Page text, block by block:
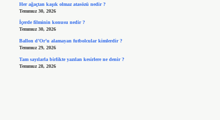
Her ağaçtan kaşık olmaz atasözü nedir ?
Temmuz 30, 2026
İçerde filminin konusu nedir ?
Temmuz 30, 2026
Ballon d’Or’u alamayan futbolcular kimlerdir ?
Temmuz 29, 2026
Tam sayılarla birlikte yazılan kesirlere ne denir ?
Temmuz 28, 2026